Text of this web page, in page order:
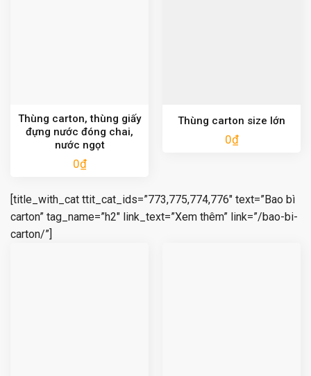
Thùng carton, thùng giấy
đựng nước đóng chai,
nước ngọt
0₫
Thùng carton size lớn
0₫
[title_with_cat ttit_cat_ids=”773,775,774,776″ text=”Bao bì
carton” tag_name=”h2″ link_text=”Xem thêm” link=”/bao-bi-
carton/”]